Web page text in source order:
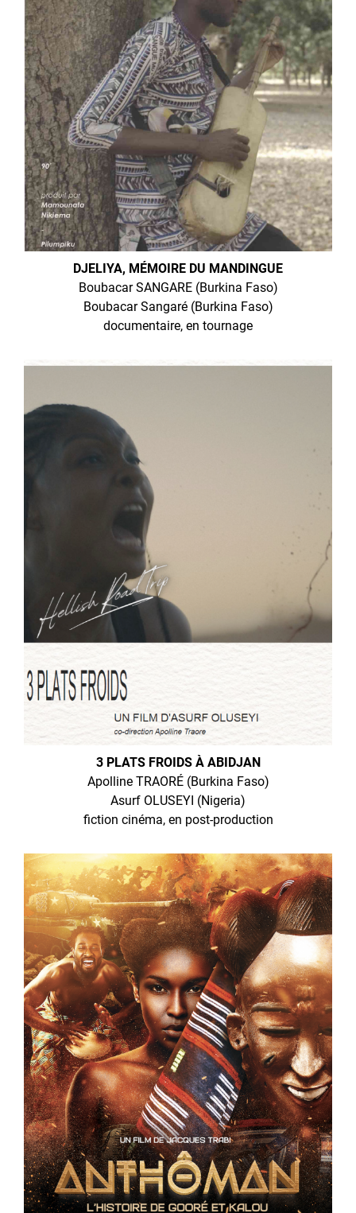
DJELIYA, MÉMOIRE DU MANDINGUE
Boubacar SANGARE (Burkina Faso)
Boubacar Sangaré (Burkina Faso)
documentaire, en tournage
3 PLATS FROIDS À ABIDJAN
Apolline TRAORÉ (Burkina Faso)
Asurf OLUSEYI (Nigeria)
fiction cinéma, en post-production